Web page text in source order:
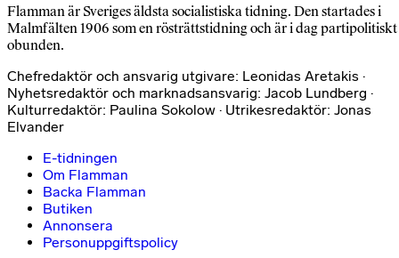
Flamman är Sveriges äldsta socialistiska tidning. Den startades i
Malmfälten 1906 som en rösträttstidning och är i dag partipolitiskt
obunden.
Chefredaktör och ansvarig utgivare: Leonidas Aretakis ·
Nyhetsredaktör och marknadsansvarig: Jacob Lundberg ·
Kulturredaktör: Paulina Sokolow · Utrikesredaktör: Jonas
Elvander
E-tidningen
Om Flamman
Backa Flamman
Butiken
Annonsera
Personuppgiftspolicy